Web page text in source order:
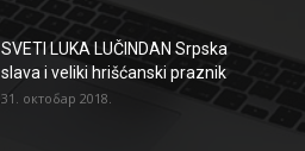
SVETI LUKA LUČINDAN Srpska
slava i veliki hrišćanski praznik
31. октобар 2018.